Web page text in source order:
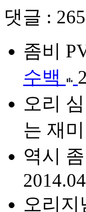
댓글 : 265
좀비
수백
오리
는 재미
역시
오리지